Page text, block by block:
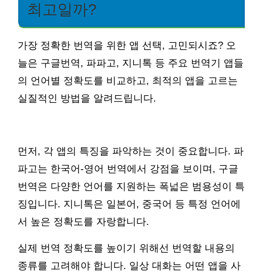
최고일까?
가장 정확한 번역을 위한 앱 선택, 고민되시죠? 오
늘은 구글번역, 파파고, 지니톡 등 주요 번역기 앱들
의 언어별 정확도를 비교하고, 최적의 앱을 고르는
실질적인 방법을 알려드립니다.
먼저, 각 앱의 특징을 파악하는 것이 중요합니다. 파
파고는 한국어-영어 번역에서 강점을 보이며, 구글
번역은 다양한 언어를 지원하는 폭넓은 범용성이 특
징입니다. 지니톡은 일본어, 중국어 등 특정 언어에
서 높은 정확도를 자랑합니다.
실제 번역 정확도를 높이기 위해선 번역할 내용의
종류를 고려해야 합니다. 일상 대화는 어떤 앱을 사